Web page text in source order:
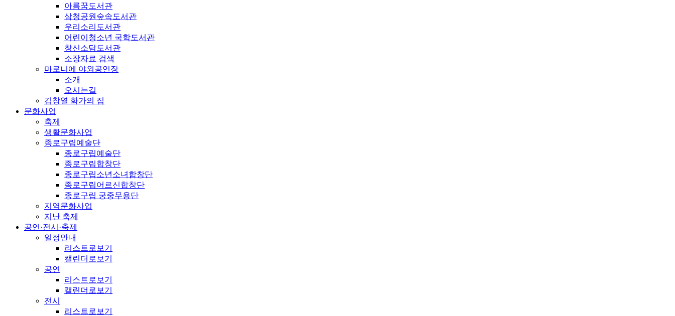
아름꿈도서관
삼청공원숲속도서관
우리소리도서관
어린이청소년 국학도서관
창신소담도서관
소장자료 검색
마로니에 야외공연장
소개
오시는길
김창열 화가의 집
문화사업
축제
생활문화사업
종로구립예술단
종로구립예술단
종로구립합창단
종로구립소년소녀합창단
종로구립어르신합창단
종로구립 궁중무용단
지역문화사업
지난 축제
공연·전시·축제
일정안내
리스트로보기
캘린더로보기
공연
리스트로보기
캘린더로보기
전시
리스트로보기